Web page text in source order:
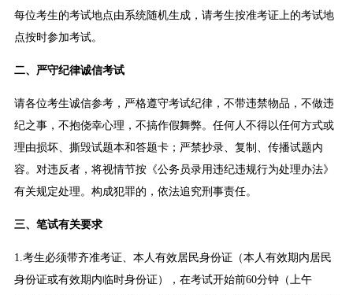
每位考生的考试地点由系统随机生成，请考生按准考证上的考试地
点按时参加考试。
二、严守纪律诚信考试
请各位考生诚信参考，严格遵守考试纪律，不带违禁物品，不做违
纪之事，不抱侥幸心理，不搞作假舞弊。任何人不得以任何方式或
理由损坏、撕毁试题本和答题卡；严禁抄录、复制、传播试题内
容。对违反者，将视情节按《公务员录用违纪违规行为处理办法》
有关规定处理。构成犯罪的，依法追究刑事责任。
三、笔试有关要求
1.考生必须带齐准考证、本人有效居民身份证（本人有效期内居民
身份证或有效期内临时身份证），在考试开始前60分钟（上午